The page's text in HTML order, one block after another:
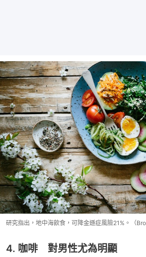
研究指出，地中海飲食，可降金遜症風險21%。（
4. 咖啡 對男性尤為明顯